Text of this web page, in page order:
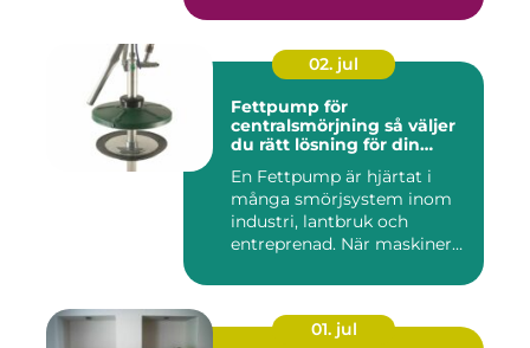
02. jul
Fettpump för
centralsmörjning så väljer
du rätt lösning för din
En Fettpump är hjärtat i
många smörjsystem inom
industri, lantbruk och
entreprenad. När maskiner
01. jul